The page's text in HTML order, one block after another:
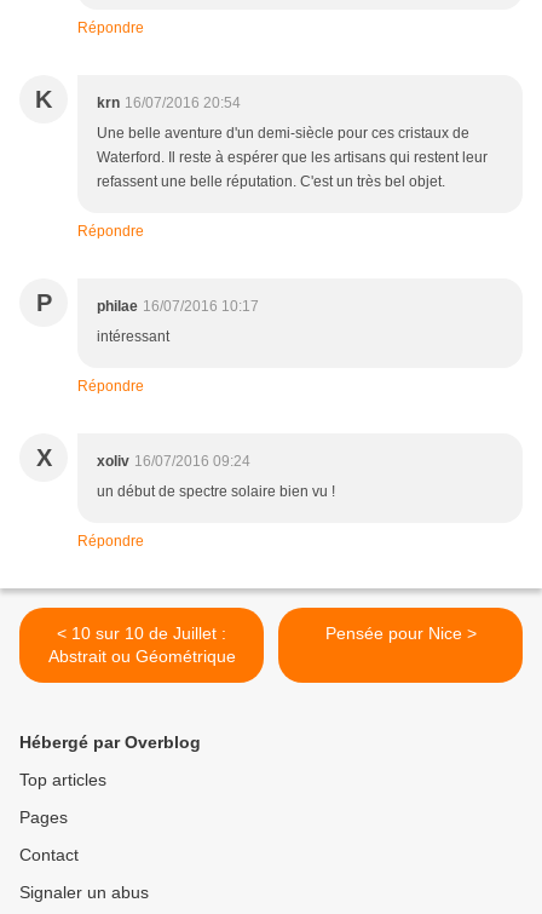
Répondre
K krn 16/07/2016 20:54
Une belle aventure d'un demi-siècle pour ces cristaux de
Waterford. Il reste à espérer que les artisans qui restent leur
refassent une belle réputation. C'est un très bel objet.
Répondre
P philae 16/07/2016 10:17
intéressant
Répondre
X xoliv 16/07/2016 09:24
un début de spectre solaire bien vu !
Répondre
< 10 sur 10 de Juillet :
Abstrait ou Géométrique
Pensée pour Nice >
Hébergé par Overblog
Top articles
Pages
Contact
Signaler un abus